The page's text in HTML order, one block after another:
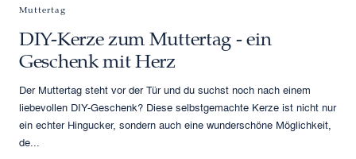
Muttertag
DIY-Kerze zum Muttertag - ein
Geschenk mit Herz
Der Muttertag steht vor der Tür und du suchst noch nach einem
liebevollen DIY-Geschenk? Diese selbstgemachte Kerze ist nicht nur
ein echter Hingucker, sondern auch eine wunderschöne Möglichkeit,
de...